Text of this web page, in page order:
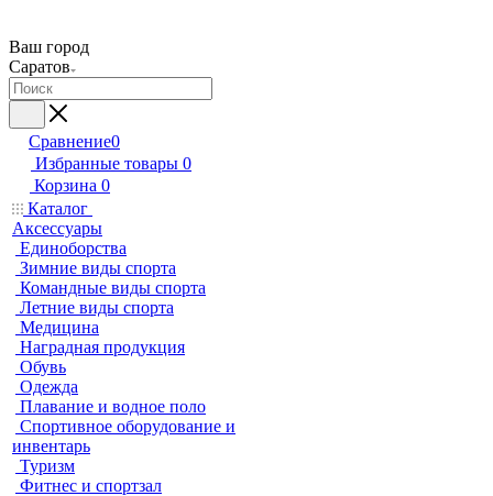
Ваш город
Саратов
Сравнение0
Избранные товары 0
Корзина 0
Каталог
Аксессуары
Единоборства
Зимние виды спорта
Командные виды спорта
Летние виды спорта
Медицина
Наградная продукция
Обувь
Одежда
Плавание и водное поло
Спортивное оборудование и
инвентарь
Туризм
Фитнес и спортзал